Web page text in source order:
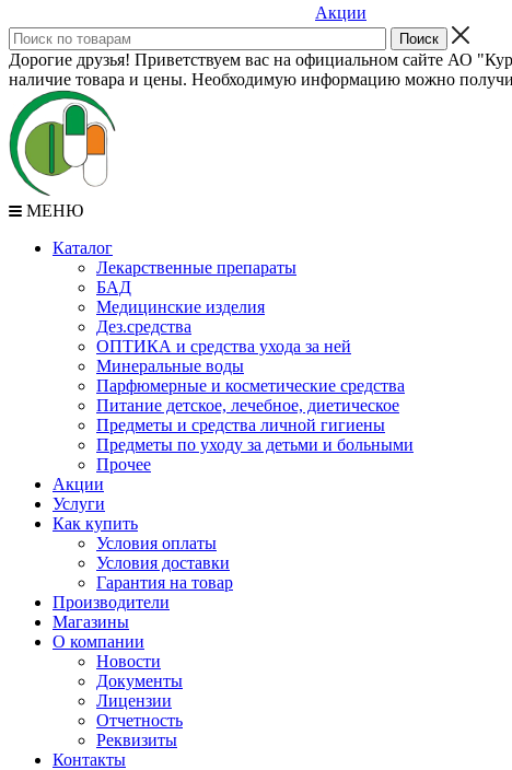
Акции
Дорогие друзья! Приветствуем вас на официальном сайте АО
наличие товара и цены. Необходимую информацию можно
МЕНЮ
Каталог
Лекарственные препараты
БАД
Медицинские изделия
Дез.средства
ОПТИКА и средства ухода за ней
Минеральные воды
Парфюмерные и косметические средства
Питание детское, лечебное, диетическое
Предметы и средства личной гигиены
Предметы по уходу за детьми и больными
Прочее
Акции
Услуги
Как купить
Условия оплаты
Условия доставки
Гарантия на товар
Производители
Магазины
О компании
Новости
Документы
Лицензии
Отчетность
Реквизиты
Контакты